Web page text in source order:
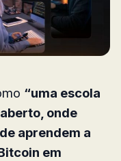
“uma escola
onde
aprendem a
em